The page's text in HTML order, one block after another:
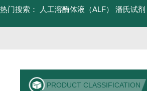
热门搜索： 人工溶酶体液（ALF） 潘氏试剂
PRODUCT CLASSIFICATION